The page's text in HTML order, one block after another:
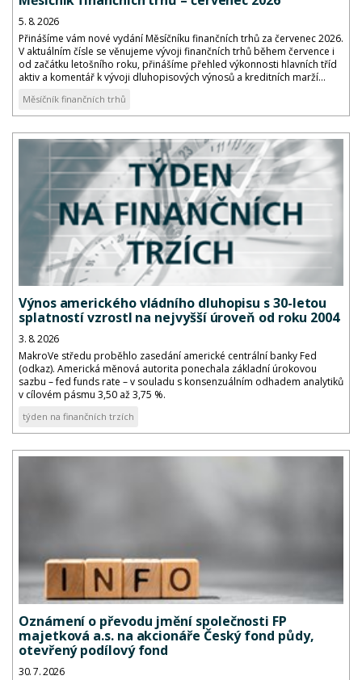
5. 8. 2026
Přinášíme vám nové vydání Měsíčníku finančních trhů za červenec 2026.
V aktuálním čísle se věnujeme vývoji finančních trhů během července i
od začátku letošního roku, přinášíme přehled výkonnosti hlavních tříd
aktiv a komentář k vývoji dluhopisových výnosů a kreditních marží...
Měsíčník finančních trhů
Výnos amerického vládního dluhopisu s 30-letou
splatností vzrostl na nejvyšší úroveň od roku 2004
3. 8. 2026
MakroVe středu proběhlo zasedání americké centrální banky Fed
(odkaz). Americká měnová autorita ponechala základní úrokovou
sazbu – fed funds rate – v souladu s konsenzuálním odhadem analytiků
v cílovém pásmu 3,50 až 3,75 %.
týden na finančních trzích
Oznámení o převodu jmění společnosti FP
majetková a.s. na akcionáře Český fond půdy,
otevřený podílový fond
30. 7. 2026